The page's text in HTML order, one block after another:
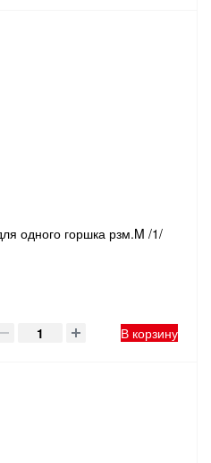
одного горшка рзм.M /1/
В корзину